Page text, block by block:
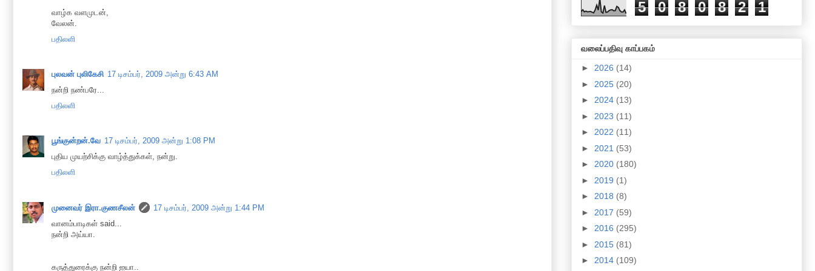
வாழ்க வளமுடன்,
வேலன்.
பதிலளி
புலவன் புலிகேசி 17 டிசம்பர், 2009 அன்று 6:43 AM
நன்றி நண்பரே...
பதிலளி
பூங்குன்றன்.வே 17 டிசம்பர், 2009 அன்று 1:08 PM
புதிய முயற்சிக்கு வாழ்த்துக்கள், நன்று.
பதிலளி
முனைவர் இரா.குணசீலன்
17 டிசம்பர், 2009 அன்று 1:44 PM
வானம்பாடிகள் said...
நன்றி அய்யா.
கருத்துரைக்கு நன்றி ஐயா..
5 0 8 0 8 2 1
வலைப்பதிவு காப்பகம்
► 2026 (14)
► 2025 (20)
► 2024 (13)
► 2023 (11)
► 2022 (11)
► 2021 (53)
► 2020 (180)
► 2019 (1)
► 2018 (8)
► 2017 (59)
► 2016 (295)
► 2015 (81)
► 2014 (109)